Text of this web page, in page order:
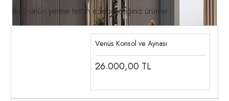
Bu ürünün yerine tercih edebileceğiniz ürünler
Venüs Konsol ve Aynası
26.000,00 TL